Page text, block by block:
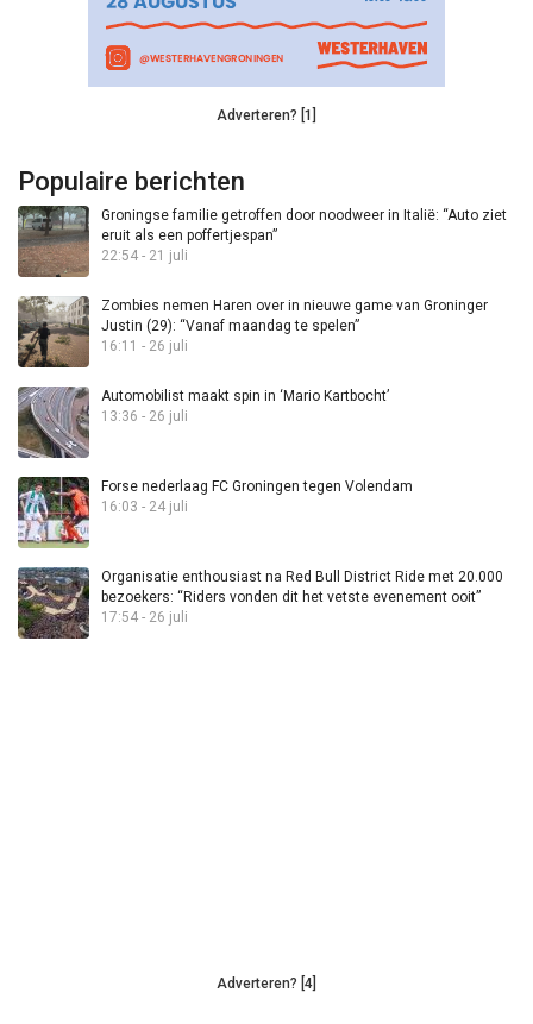
Adverteren? [1]
Populaire berichten
Groningse familie getroffen door noodweer in Italië: “Auto ziet
eruit als een poffertjespan”
22:54 - 21 juli
Zombies nemen Haren over in nieuwe game van Groninger
Justin (29): “Vanaf maandag te spelen”
16:11 - 26 juli
Automobilist maakt spin in ‘Mario Kartbocht’
13:36 - 26 juli
Forse nederlaag FC Groningen tegen Volendam
16:03 - 24 juli
Organisatie enthousiast na Red Bull District Ride met 20.000
bezoekers: “Riders vonden dit het vetste evenement ooit”
17:54 - 26 juli
Adverteren? [4]